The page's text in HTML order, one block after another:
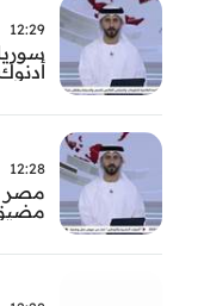
12:29
12:28
مصر